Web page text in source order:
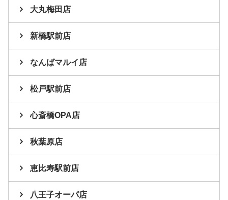
大丸梅田店
新橋駅前店
なんばマルイ店
松戸駅前店
心斎橋OPA店
秋葉原店
恵比寿駅前店
八王子オーパ店